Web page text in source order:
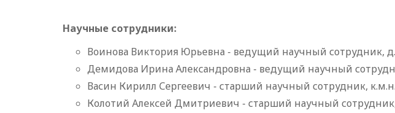
Научные сотрудники:
Воинова Виктория Юрьевна - ведущий научный сотрудник,
Демидова Ирина Александровна - ведущий научный
Васин Кирилл Сергеевич - старший научный сотрудник, к.м.н.
Колотий Алексей Дмитриевич - старший научный